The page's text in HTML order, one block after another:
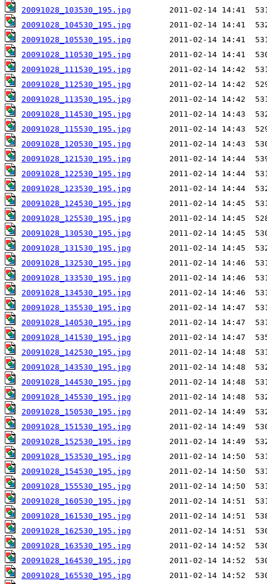
20091028_103530_195.jpg
20091028_104530_195.jpg
20091028_105530_195.jpg
20091028_110530_195.jpg
20091028_111530_195.jpg
20091028_112530_195.jpg
20091028_113530_195.jpg
20091028_114530_195.jpg
20091028_115530_195.jpg
20091028_120530_195.jpg
20091028_121530_195.jpg
20091028_122530_195.jpg
20091028_123530_195.jpg
20091028_124530_195.jpg
20091028_125530_195.jpg
20091028_130530_195.jpg
20091028_131530_195.jpg
20091028_132530_195.jpg
20091028_133530_195.jpg
20091028_134530_195.jpg
20091028_135530_195.jpg
20091028_140530_195.jpg
20091028_141530_195.jpg
20091028_142530_195.jpg
20091028_143530_195.jpg
20091028_144530_195.jpg
20091028_145530_195.jpg
20091028_150530_195.jpg
20091028_151530_195.jpg
20091028_152530_195.jpg
20091028_153530_195.jpg
20091028_154530_195.jpg
20091028_155530_195.jpg
20091028_160530_195.jpg
20091028_161530_195.jpg
20091028_162530_195.jpg
20091028_163530_195.jpg
20091028_164530_195.jpg
20091028_165530_195.jpg